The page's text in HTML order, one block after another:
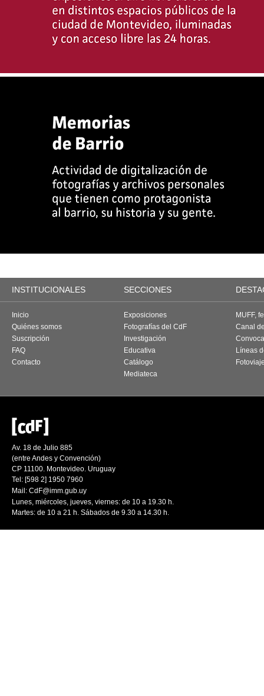
INSTITUCIONALES SECCIONES
Inicio
Quiénes somos
Suscripción
FAQ
Contacto
Exposiciones
Fotografías del CdF
Investigación
Educativa
Catálogo
Mediateca
MUFF,
Canal
Líneas
Av. 18 de Julio 885
(entre Andes y Convención)
CP 11100. Montevideo. Uruguay
Tel: [598 2] 1950 7960
Mail: CdF@imm.gub.uy
Lunes, miércoles, jueves, viernes: de 10 a 19.30 h.
Martes: de 10 a 21 h. Sábados de 9.30 a 14.30 h.